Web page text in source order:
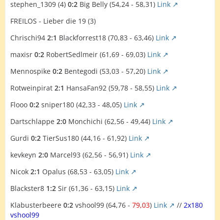
stephen_1309 (4) 0:2 Big Belly (54,24 - 58,31) Link
FREILOS - Lieber die 19 (3)
Chrischi94 2:1 Blackforrest18 (70,83 - 63,46) Link
maxisr 0:2 RobertSedlmeir (61,69 - 69,03) Link
Mennospike 0:2 Bentegodi (53,03 - 57,20) Link
Rotweinpirat 2:1 HansaFan92 (59,78 - 58,55) Link
Flooo 0:2 sniper180 (42,33 - 48,05) Link
Dartschlappe 2:0 Monchichi (62,56 - 49,44) Link
Gurdi 0:2 TierSus180 (44,16 - 61,92) Link
kevkeyn 2:0 Marcel93 (62,56 - 56,91) Link
Nicok 2:1 Opalus (68,53 - 63,05) Link
Blackster8 1:2 Sir (61,36 - 63,15) Link
Klabusterbeere 0:2 vshool99 (64,76 - 79,03) Link // 2x180
vshool99